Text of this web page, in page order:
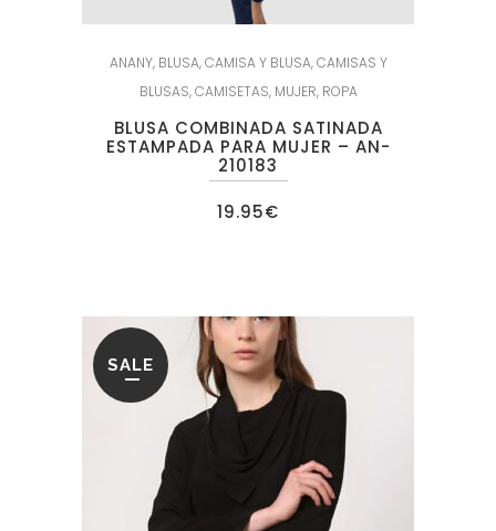
ANANY, BLUSA,CAMISA Y BLUSA,CAMISAS Y
BLUSAS,CAMISETAS, MUJER, ROPA
BLUSA COMBINADA SATINADA
ESTAMPADA PARA MUJER – AN-
210183
19.95€
SALE